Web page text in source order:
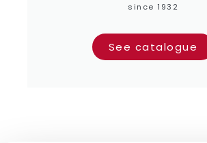
since 1932
See catalogue